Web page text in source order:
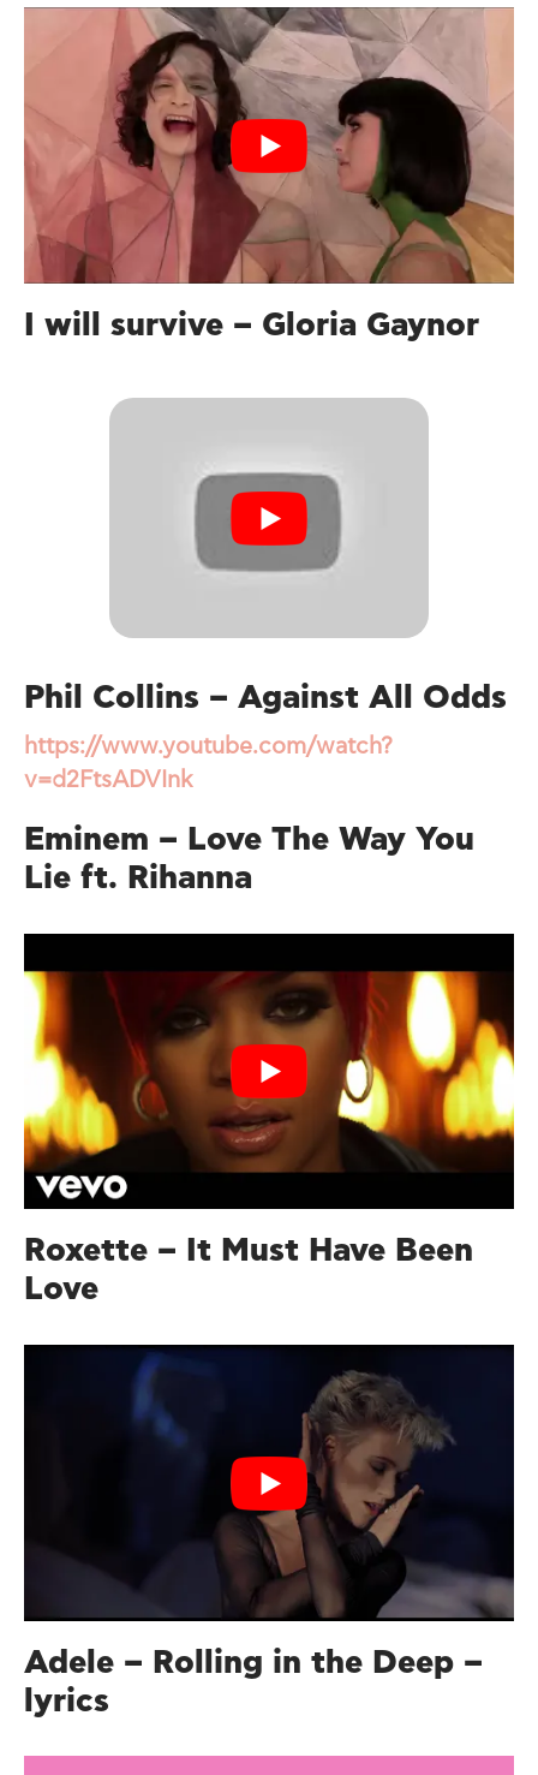
I will survive – Gloria Gaynor
Phil Collins – Against All Odds
https://www.youtube.com/watch?
v=d2FtsADVInk
Eminem – Love The Way You
Lie ft. Rihanna
Roxette – It Must Have Been
Love
Adele – Rolling in the Deep –
lyrics